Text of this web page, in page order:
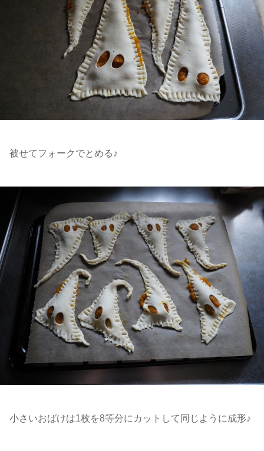
被せてフォークでとめる♪
小さいおばけは1枚を8等分にカットして同じように成形♪